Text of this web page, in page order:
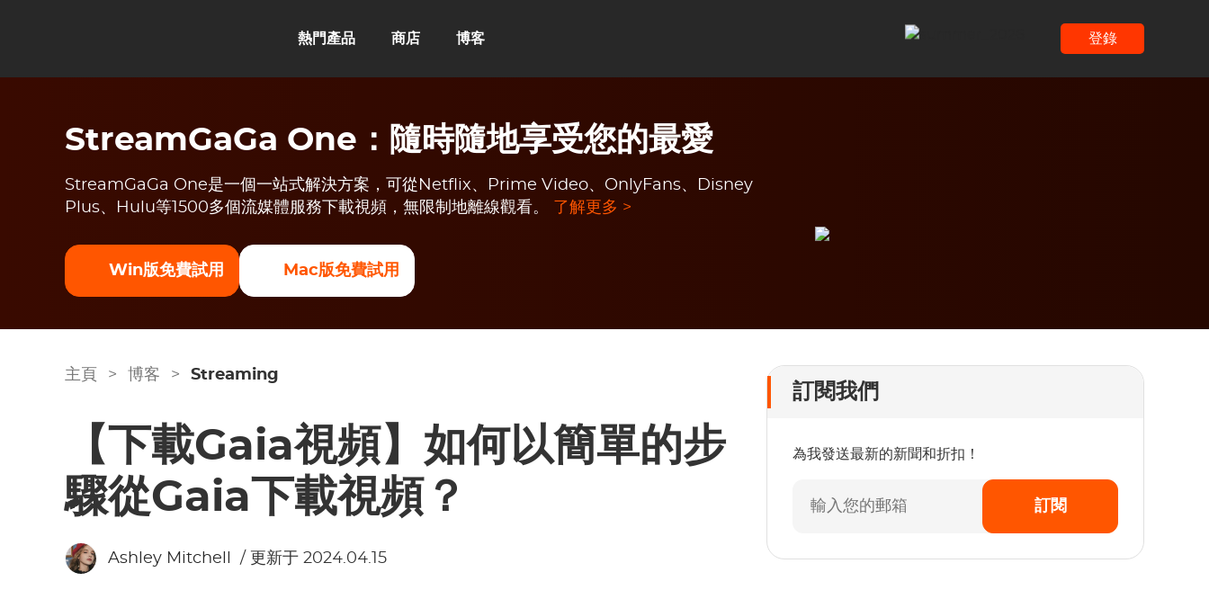
熱門產品 商店 博客 登錄
StreamGaGa One：隨時隨地享受您的最愛
StreamGaGa One是一個一站式解決方案，可從Netflix、Prime Video、OnlyFans、Disney
Plus、Hulu等1500多個流媒體服務下載視頻，無限制地離線觀看。
了解更多 >
Win版免費試用 Mac版免費試用
主頁 > 博客 > Streaming
【下載Gaia視頻】如何以簡單的步
驟從Gaia下載視頻？
Ashley Mitchell / 更新于 2024.04.15
訂閱我們
為我發送最新的新聞和折扣！
訂閱